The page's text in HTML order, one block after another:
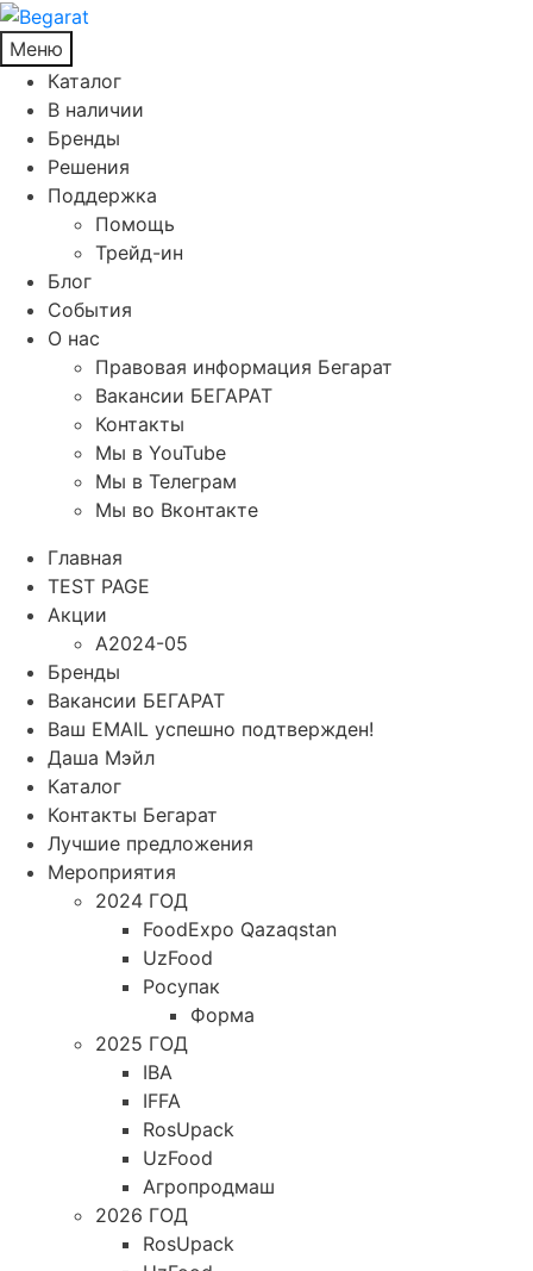
Меню
Каталог
В наличии
Бренды
Решения
Поддержка
Помощь
Трейд-ин
Блог
События
О нас
Правовая информация Бегарат
Вакансии БЕГАРАТ
Контакты
Мы в YouTube
Мы в Телеграм
Мы во Вконтакте
Главная
TEST PAGE
Акции
A2024-05
Бренды
Вакансии БЕГАРАТ
Ваш EMAIL успешно подтвержден!
Даша Мэйл
Каталог
Контакты Бегарат
Лучшие предложения
Мероприятия
2024 ГОД
FoodExpo Qazaqstan
UzFood
Росупак
Форма
2025 ГОД
IBA
IFFA
RosUpack
UzFood
Агропродмаш
2026 ГОД
RosUpack